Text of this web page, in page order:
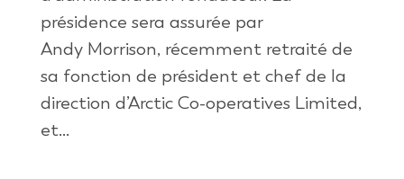
présidence sera assurée par
Andy Morrison, récemment retraité de
sa fonction de président et chef de la
direction d’Arctic Co-operatives Limited,
et...